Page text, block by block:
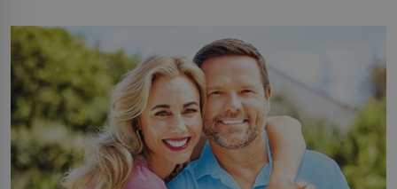
můžete obohatit své rituály a přinést do svého života
větší harmonii a klid. Je důležité